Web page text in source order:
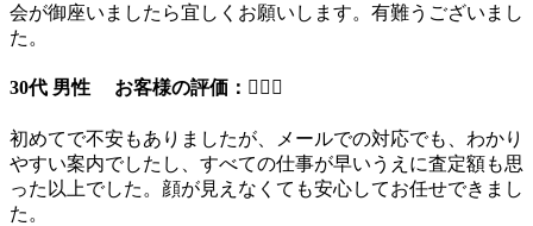
会が御座いましたら宜しくお願いします。有難うございまし
た。
30代 男性 お客様の評価：
初めてで不安もありましたが、メールでの対応でも、わかり
やすい案内でしたし、すべての仕事が早いうえに査定額も思
った以上でした。顔が見えなくても安心してお任せできまし
た。